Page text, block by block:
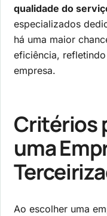
qualidade do
especializados
há uma maior
eficiência,
empresa.
Critérios
uma
Ao escolher uma